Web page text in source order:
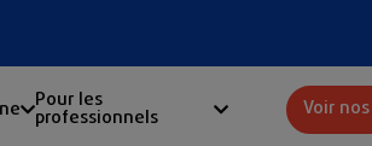
Pour les
professionnels Voir